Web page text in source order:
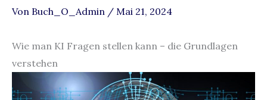
Von Buch_O_Admin / Mai 21, 2024
Wie man KI Fragen stellen kann – die Grundlagen
verstehen